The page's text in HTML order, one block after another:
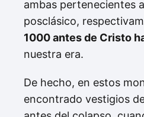
ambas pertenecientes
posclásico,
1000 antes de Cristo
nuestra era.
De hecho, en estos
encontrado vestigios